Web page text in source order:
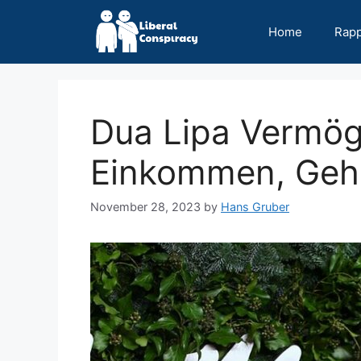
Home
Dua Lipa
Einkommen,
November 28, 2023 by Hans Gruber